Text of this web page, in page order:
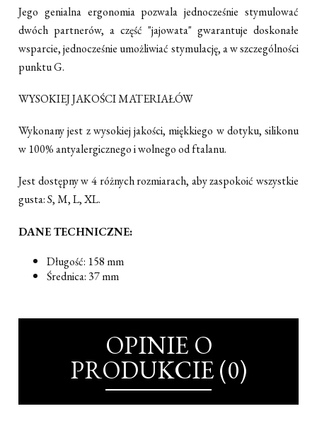
Jego genialna ergonomia pozwala jednocześnie stymulować
dwóch partnerów, a część "jajowata" gwarantuje doskonałe
wsparcie, jednocześnie umożliwiać stymulację, a w szczególności
punktu G.
WYSOKIEJ JAKOŚCI MATERIAŁÓW
Wykonany jest z wysokiej jakości, miękkiego w dotyku, silikonu
w 100% antyalergicznego i wolnego od ftalanu.
Jest dostępny w 4 różnych rozmiarach, aby zaspokoić wszystkie
gusta: S, M, L, XL.
DANE TECHNICZNE:
Długość: 158 mm
Średnica: 37 mm
OPINIE O
PRODUKCIE (0)